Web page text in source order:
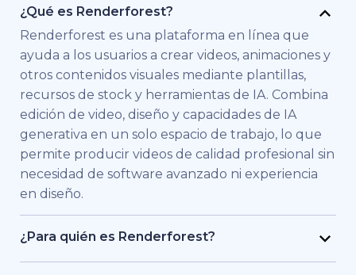
¿Qué es Renderforest?
Renderforest es una plataforma en línea que
ayuda a los usuarios a crear videos, animaciones y
otros contenidos visuales mediante plantillas,
recursos de stock y herramientas de IA. Combina
edición de video, diseño y capacidades de IA
generativa en un solo espacio de trabajo, lo que
permite producir videos de calidad profesional sin
necesidad de software avanzado ni experiencia
en diseño.
¿Para quién es Renderforest?
Renderforest está pensado para personas y